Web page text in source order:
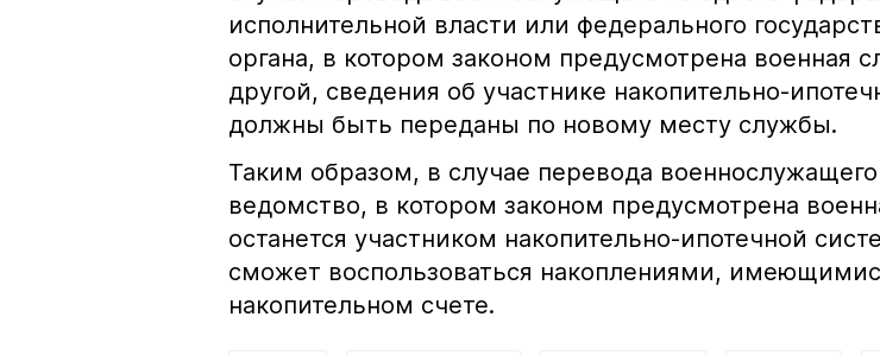
исполнительной власти или федерального
органа, в котором законом предусмотрена военная
другой, сведения об участнике накопительно-
должны быть переданы по новому месту службы.
Таким образом, в случае перевода
ведомство, в котором законом предусмотрена
останется участником накопительно-ипотечной
сможет воспользоваться накоплениями,
накопительном счете.